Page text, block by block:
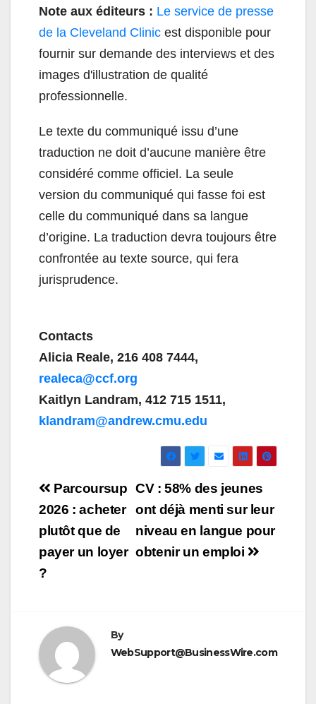
Note aux éditeurs : Le service de presse
de la Cleveland Clinic est disponible pour
fournir sur demande des interviews et des
images d'illustration de qualité
professionnelle.
Le texte du communiqué issu d’une
traduction ne doit d’aucune manière être
considéré comme officiel. La seule
version du communiqué qui fasse foi est
celle du communiqué dans sa langue
d’origine. La traduction devra toujours être
confrontée au texte source, qui fera
jurisprudence.
Contacts
Alicia Reale, 216 408 7444,
realeca@ccf.org
Kaitlyn Landram, 412 715 1511,
klandram@andrew.cmu.edu
Navigation
de
l’article
CV : 58% des jeunes
ont déjà menti sur leur
niveau en langue pour
obtenir un emploi
Parcoursup
2026 : acheter
plutôt que de
payer un loyer
?
By
WebSupport@BusinessWire.com